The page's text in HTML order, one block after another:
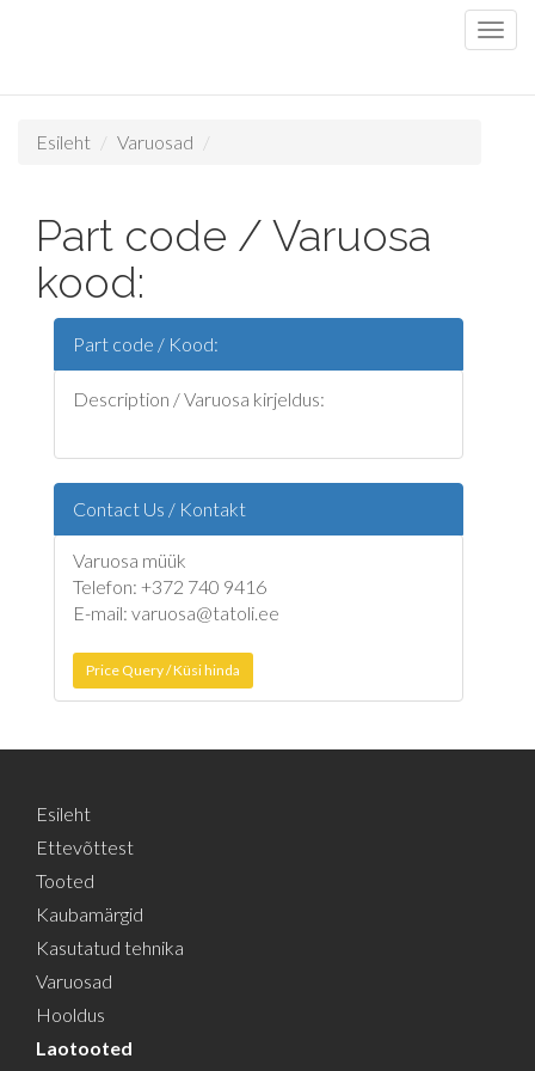
Esileht Varuosad
Part code / Varuosa
kood:
Part code / Kood:
Description / Varuosa kirjeldus:
Contact Us / Kontakt
Varuosa müük
Telefon: +372 740 9416
E-mail: varuosa@tatoli.ee
Price Query / Küsi hinda
Esileht
Ettevõttest
Tooted
Kaubamärgid
Kasutatud tehnika
Varuosad
Hooldus
Laotooted